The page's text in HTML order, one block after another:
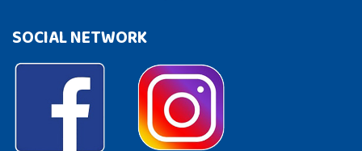
SOCIAL NETWORK